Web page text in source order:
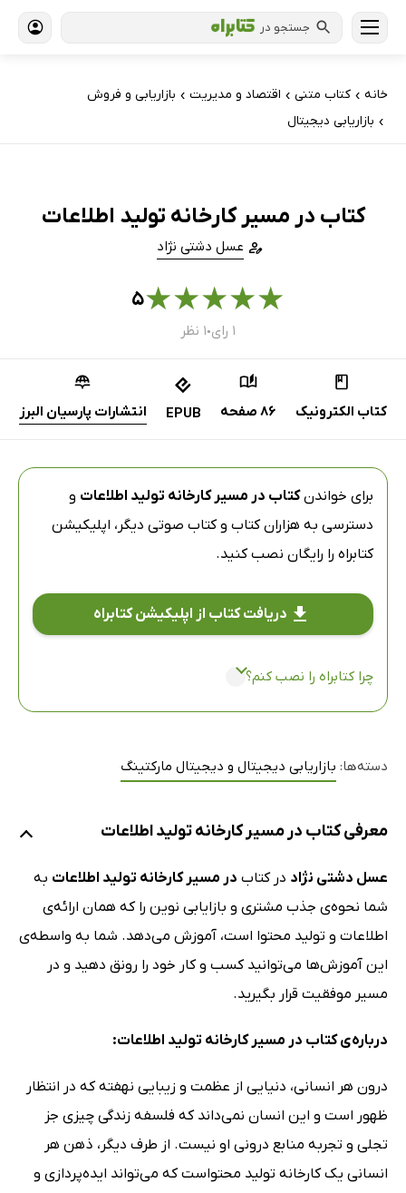
جستجو در
خانه › کتاب‌ متنی › اقتصاد و مدیریت › بازاریابی و فروش
› بازاریابی دیجیتال
کتاب در مسیر کارخانه تولید اطلاعات
عسل دشتی نژاد
★
★
★
★
★۵
۱ رای ● ۱ نظر
کتاب الکترونیک 86 صفحه EPUB انتشارات پارسیان البرز
برای خواندنکتاب در مسیر کارخانه تولید اطلاعات و
دسترسی به هزاران کتاب و کتاب صوتی دیگر، اپلیکیشن
کتابراه را رایگان نصب کنید.
دریافت کتاب از اپلیکیشن کتابراه
چرا کتابراه را نصب کنم؟
دسته‌ها: بازاریابی دیجیتال و دیجیتال مارکتینگ
معرفی کتاب در مسیر کارخانه تولید اطلاعات
عسل دشتی نژاد در کتاب در مسیر کارخانه تولید اطلاعات به
شما نحوه‌ی جذب مشتری و بازایابی نوین را که همان ارائه‌ی
اطلاعات و تولید محتوا است، آموزش می‌دهد. شما به واسطه‌ی
این آموزش‌ها می‌توانید کسب و کار خود را رونق دهید و در
مسیر موفقیت قرار بگیرید.
درباره‌ی کتاب در مسیر کارخانه تولید اطلاعات:
درون هر انسانی، دنیایی از عظمت و زیبایی نهفته که در انتظار
ظهور است و این انسان نمی‌داند که فلسفه زندگی چیزی جز
تجلی و تجربه منابع درونی او نیست. از طرف دیگر، ذهن هر
انسانی یک کارخانه تولید محتواست که می‌تواند ایده‌پردازی و